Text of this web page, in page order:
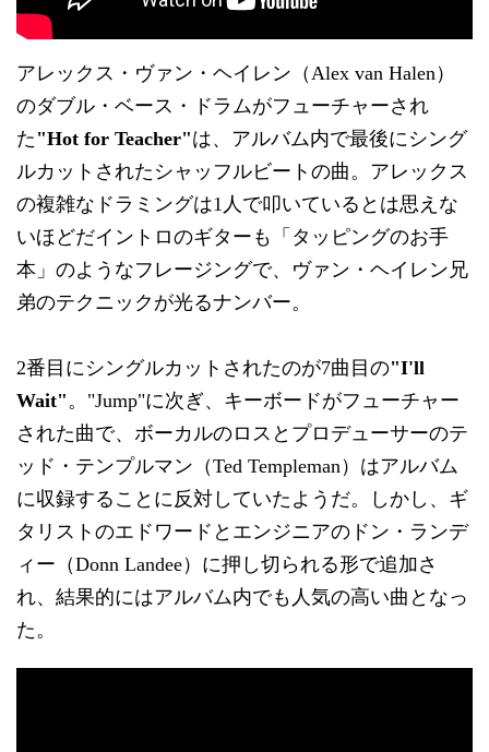
アレックス・ヴァン・ヘイレン（Alex van Halen）
のダブル・ベース・ドラムがフューチャーされ
た "Hot for Teacher"は、アルバム内で最後にシング
ルカットされたシャッフルビートの曲。アレックス
の複雑なドラミングは1人で叩いているとは思えな
いほどだイントロのギターも「タッピングのお手
本」のようなフレージングで、ヴァン・ヘイレン兄
弟のテクニックが光るナンバー。
2番目にシングルカットされたのが7曲目の"I'll
Wait" 。"Jump"に次ぎ、キーボードがフューチャー
された曲で、ボーカルのロスとプロデューサーのテ
ッド・テンプルマン（Ted Templeman）はアルバム
に収録することに反対していたようだ。しかし、ギ
タリストのエドワードとエンジニアのドン・ランデ
ィー（Donn Landee）に押し切られる形で追加さ
れ、結果的にはアルバム内でも人気の高い曲となっ
た。